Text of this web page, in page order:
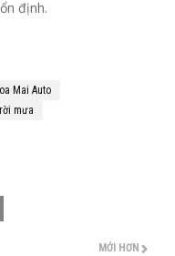
định.
Mai Auto
mưa
MỚI HƠN